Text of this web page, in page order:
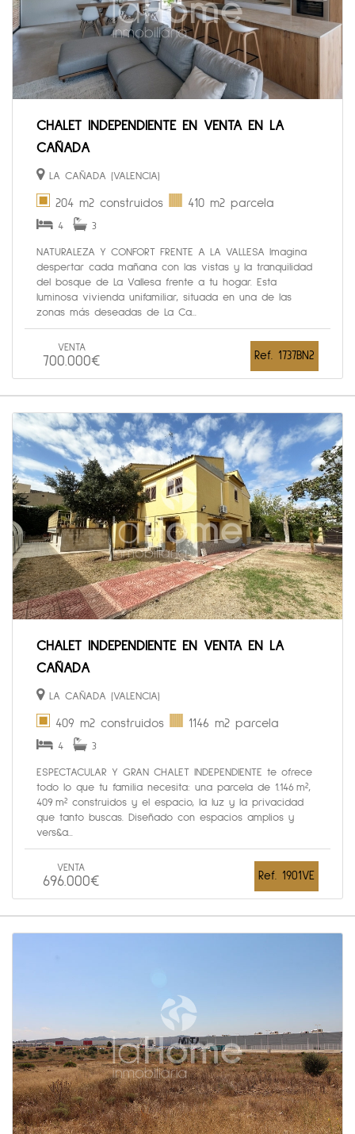
CHALET INDEPENDIENTE EN VENTA EN LA
CAÑADA
LA CAÑADA (VALENCIA)
204 m2 construidos 410 m2 parcela
4 3
NATURALEZA Y CONFORT FRENTE A LA VALLESA Imagina
despertar cada mañana con las vistas y la tranquilidad
del bosque de La Vallesa frente a tu hogar. Esta
luminosa vivienda unifamiliar, situada en una de las
zonas más deseadas de La Ca...
VENTA
700.000€ Ref. 1737BN2
CHALET INDEPENDIENTE EN VENTA EN LA
CAÑADA
LA CAÑADA (VALENCIA)
409 m2 construidos 1146 m2 parcela
4 3
ESPECTACULAR Y GRAN CHALET INDEPENDIENTE te ofrece
todo lo que tu familia necesita: una parcela de 1.146 m²,
409 m² construidos y el espacio, la luz y la privacidad
que tanto buscas. Diseñado con espacios amplios y
vers&a...
VENTA
696.000€ Ref. 1901VE